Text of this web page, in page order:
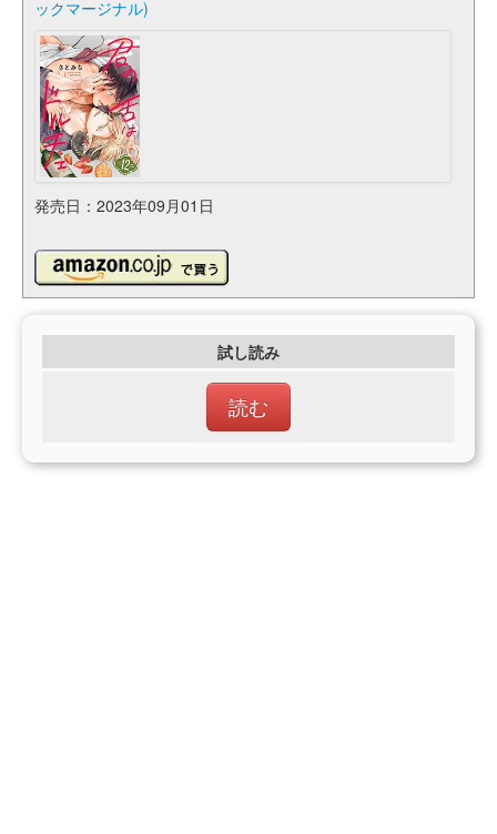
ックマージナル)
発売日：2023年09月01日
試し読み
読む